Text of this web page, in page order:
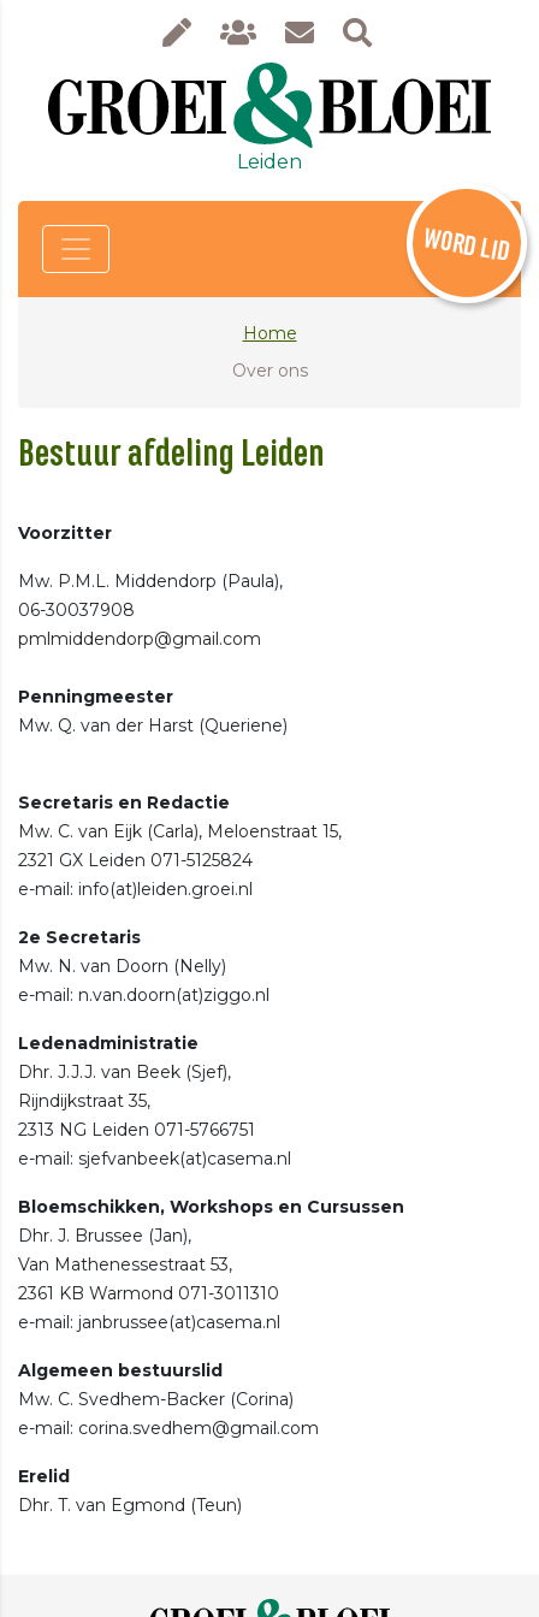
Leiden
WORD LID
Home
Over ons
Bestuur afdeling Leiden
Voorzitter
Mw. P.M.L. Middendorp (Paula),
06-30037908
pmlmiddendorp@gmail.com
Penningmeester
Mw. Q. van der Harst (Queriene)
Secretaris en Redactie
Mw. C. van Eijk (Carla), Meloenstraat 15,
2321 GX Leiden 071-5125824
e-mail: info(at)leiden.groei.nl
2e Secretaris
Mw. N. van Doorn (Nelly)
e-mail: n.van.doorn(at)ziggo.nl
Ledenadministratie
Dhr. J.J.J. van Beek (Sjef),
Rijndijkstraat 35,
2313 NG Leiden 071-5766751
e-mail: sjefvanbeek(at)casema.nl
Bloemschikken, Workshops en Cursussen
Dhr. J. Brussee (Jan),
Van Mathenessestraat 53,
2361 KB Warmond 071-3011310
e-mail: janbrussee(at)casema.nl
Algemeen bestuurslid
Mw. C. Svedhem-Backer (Corina)
e-mail: corina.svedhem@gmail.com
Erelid
Dhr. T. van Egmond (Teun)